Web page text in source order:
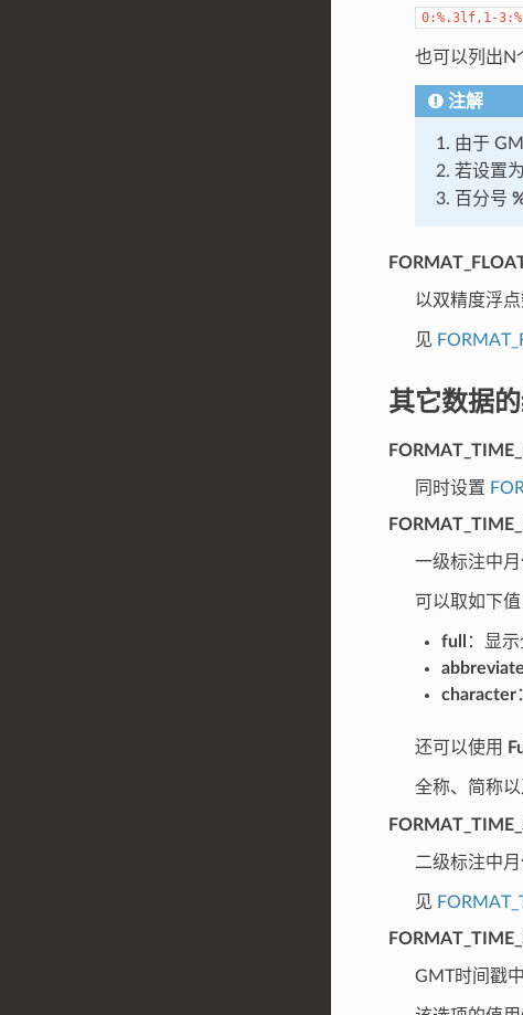
0:%.3lf,1-
也可以列出N
注解
由于
若设置为
百分号
以双精度浮
见
其它数据
同时设置
一级标注中月
可以取如下值
full
：显
abbreviate
character
还可以使用
全称、简称
二级标注中月
见
GMT时间戳